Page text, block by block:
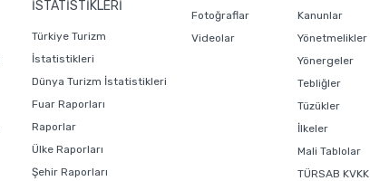
İSTATİSTİKLERİ
Türkiye Turizm
İstatistikleri
Dünya Turizm İstatistikleri
Fuar Raporları
Raporlar
Ülke Raporları
Şehir Raporları
Fotoğraflar
Videolar
Kanunlar
Yönetmelikler
Yönergeler
Tebliğler
Tüzükler
İlkeler
Mali Tablolar
TÜRSAB KVKK